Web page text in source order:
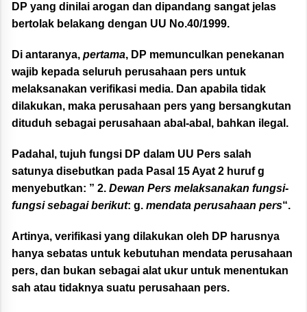
DP yang dinilai arogan dan dipandang sangat jelas
bertolak belakang dengan UU No.40/1999.
Di antaranya, pertama, DP memunculkan penekanan
wajib kepada seluruh perusahaan pers untuk
melaksanakan verifikasi media. Dan apabila tidak
dilakukan, maka perusahaan pers yang bersangkutan
dituduh sebagai perusahaan abal-abal, bahkan ilegal.
Padahal, tujuh fungsi DP dalam UU Pers salah
satunya disebutkan pada Pasal 15 Ayat 2 huruf g
menyebutkan: ” 2. Dewan Pers melaksanakan fungsi-
fungsi sebagai berikut: g. mendata perusahaan pers“.
Artinya, verifikasi yang dilakukan oleh DP harusnya
hanya sebatas untuk kebutuhan mendata perusahaan
pers, dan bukan sebagai alat ukur untuk menentukan
sah atau tidaknya suatu perusahaan pers.